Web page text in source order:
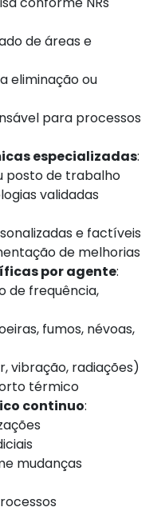
de áreas e
eliminação ou
para processos
especializadas:
posto de trabalho
validadas
e factíveis
de melhorias
por agente:
de frequência,
fumos, névoas,
vibração, radiações)
térmico
continuo:
mudanças